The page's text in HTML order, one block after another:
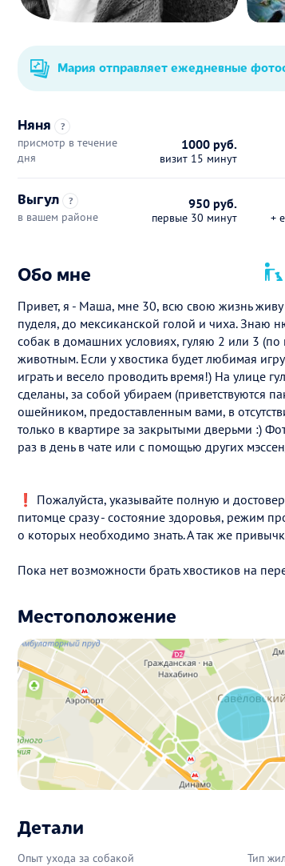
Мария отправляет ежедневные
Няня ?
присмотр в течение
дня
1000 руб.
визит 15 минут
Выгул ?
в вашем районе
950 руб.
первые 30 минут +
Обо мне
Привет, я - Маша, мне 30, всю свою жизнь живу
пуделя, до мексиканской голой и чиха. Знаю
собак в домашних условиях, гуляю 2 или 3 (по
животным. Если у хвостика будет любимая
играть и весело проводить время!) На улице
сделаны, за собой убираем (приветствуются
ошейником, предоставленным вами, в
только в квартире за закрытыми дверьми :)
раз в день в чате или с помощью других
❗️ Пожалуйста, указывайте полную и
питомце сразу - состояние здоровья, режим
о которых необходимо знать. А так же
Пока нет возможности брать хвостиков на
Местоположение
Детали
Опыт ухода за собакой Тип